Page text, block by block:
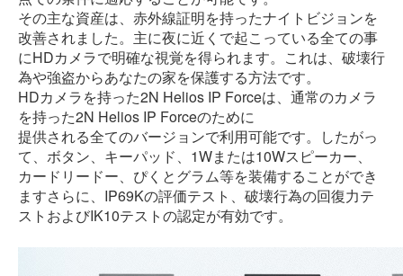
その主な資産は、赤外線証明を持ったナイトビジョンを
改善されました。主に夜に近くで起こっている全ての事
にHDカメラで明確な視覚を得られます。これは、破壊行
為や強盗からあなたの家を保護する方法です。
HDカメラを持った2N Helios IP Forceは、通常のカメラ
を持った2N Helios IP Forceのために
提供される全てのバージョンで利用可能です。したがっ
て、ボタン、キーパッド、1Wまたは10Wスピーカー、
カードリードー、ぴくとグラム等を装備することができ
ますさらに、IP69Kの評価テスト、破壊行為の回復力テ
ストおよびIK10テストの認定が有効です。